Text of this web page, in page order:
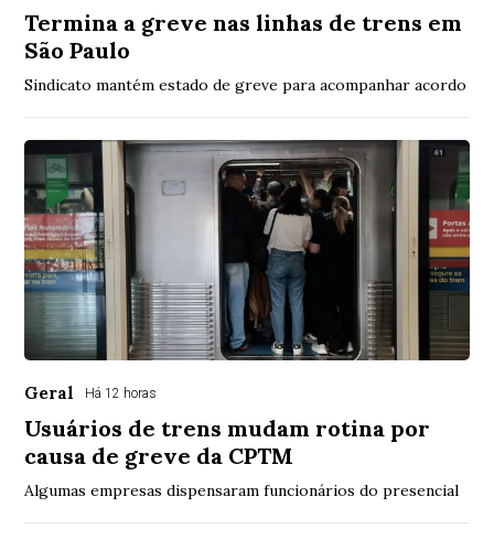
Termina a greve nas linhas de trens em
São Paulo
Sindicato mantém estado de greve para acompanhar acordo
Geral Há 12 horas
Usuários de trens mudam rotina por
causa de greve da CPTM
Algumas empresas dispensaram funcionários do presencial